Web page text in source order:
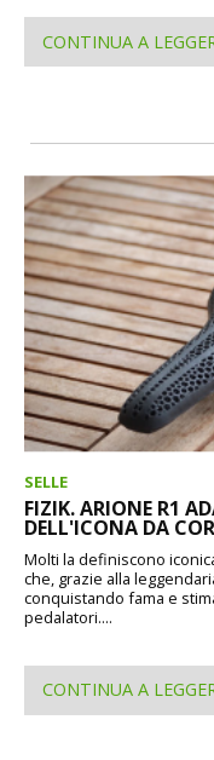
CONTINUA A
SELLE
FIZIK. ARIONE R1
DELL'ICONA DA
Molti la definiscono
che, grazie alla
conquistando fama e
pedalatori....
CONTINUA A